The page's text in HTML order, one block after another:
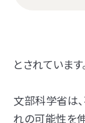
とされています
文部科学省は
れの可能性を